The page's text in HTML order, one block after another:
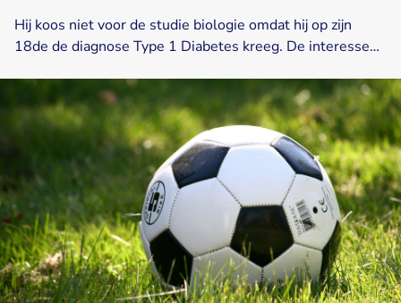
Hij koos niet voor de studie biologie omdat hij op zijn
18de de diagnose Type 1 Diabetes kreeg. De interesse…